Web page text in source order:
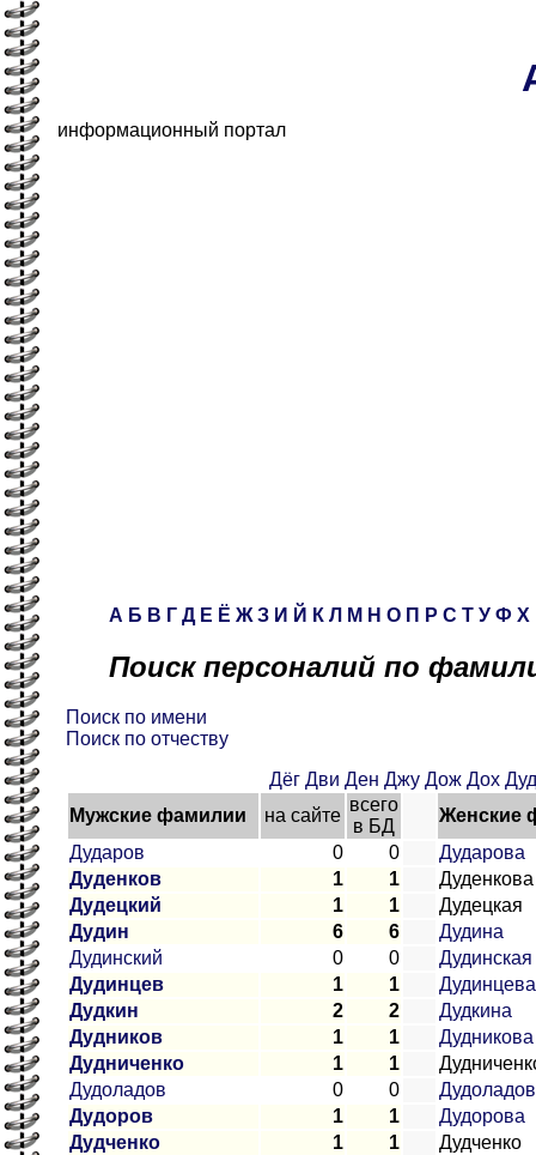
информационный портал
А Б В Г Д Е Ё Ж З И Й К Л М Н О П Р С Т У Ф Х
Поиск персоналий по
Поиск по имени
Поиск по отчеству
Дёг Дви Ден Джу Дож Дох Дуд
Мужские фамилии
на сайте
всего
в БД
Женские
Дударов
0 0
Дударова
Дуденков
1 1
Дуденкова
Дудецкий
1 1
Дудецкая
Дудин
6 6
Дудина
Дудинский
0 0
Дудинская
Дудинцев
1 1
Дудинцева
Дудкин
2 2
Дудкина
Дудников
1 1
Дудникова
Дудниченко
1 1
Дудоладов
0 0
Дудоров
1 1
Дудорова
Дудченко
1 1
Дудченко